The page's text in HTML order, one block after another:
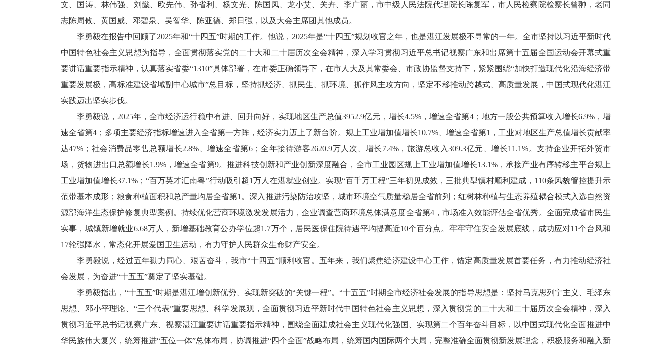
文、国涛、林伟强、刘懿、欧先伟、孙省利、杨文光、陈国凤、龙小艾、关卉、李广丽，市中级人民法院代理院长陈复军，市人民检察院检察长曾翀，老同
志陈周攸、黄国威、邓碧泉、吴智华、陈亚德、郑日强，以及大会主席团其他成员。
李勇毅在报告中回顾了2025年和“十四五”时期的工作。他说，2025年是“十四五”规划收官之年，也是湛江发展极不寻常的一年。全市坚持以习近平新时代
中国特色社会主义思想为指导，全面贯彻落实党的二十大和二十届历次全会精神，深入学习贯彻习近平总书记视察广东和出席第十五届全国运动会开幕式重
要讲话重要指示精神，认真落实省委“1310”具体部署，在市委正确领导下，在市人大及其常委会、市政协监督支持下，紧紧围绕“加快打造现代化沿海经济带
重要发展极，高标准建设省域副中心城市”总目标，坚持抓经济、抓民生、抓环境、抓作风主攻方向，坚定不移推动跨越式、高质量发展，中国式现代化湛江
实践迈出坚实步伐。
李勇毅说，2025年，全市经济运行稳中有进、回升向好，实现地区生产总值3952.9亿元，增长4.5%，增速全省第4；地方一般公共预算收入增长6.9%，增
速全省第4；多项主要经济指标增速进入全省第一方阵，经济实力迈上了新台阶。规上工业增加值增长10.7%、增速全省第1，工业对地区生产总值增长贡献率
达47%；社会消费品零售总额增长2.8%、增速全省第6；全年接待游客2620.9万人次、增长7.4%，旅游总收入309.3亿元、增长11.1%。支持企业开拓外贸市
场，货物进出口总额增长1.9%，增速全省第9。推进科技创新和产业创新深度融合，全市工业园区规上工业增加值增长13.1%，承接产业有序转移主平台规上
工业增加值增长37.1%；“百万英才汇南粤”行动吸引超1万人在湛就业创业。实现“百千万工程”三年初见成效，三批典型镇村顺利建成，110条风貌管控提升示
范带基本成形；粮食种植面积和总产量均居全省第1。深入推进污染防治攻坚，城市环境空气质量稳居全省前列；红树林种植与生态养殖耦合模式入选自然资
源部海洋生态保护修复典型案例。持续优化营商环境激发发展活力，企业调查营商环境总体满意度全省第4，市场准入效能评估全省优秀。全面完成省市民生
实事，城镇新增就业6.68万人，新增基础教育公办学位超1.7万个，居民医保住院待遇平均提高近10个百分点。牢牢守住安全发展底线，成功应对11个台风和
17轮强降水，常态化开展爱国卫生运动，有力守护人民群众生命财产安全。
李勇毅说，经过五年勠力同心、艰苦奋斗，我市“十四五”顺利收官。五年来，我们聚焦经济建设中心工作，锚定高质量发展首要任务，有力推动经济社
会发展，为奋进“十五五”奠定了坚实基础。
李勇毅指出，“十五五”时期是湛江增创新优势、实现新突破的“关键一程”。“十五五”时期全市经济社会发展的指导思想是：坚持马克思列宁主义、毛泽东
思想、邓小平理论、“三个代表”重要思想、科学发展观，全面贯彻习近平新时代中国特色社会主义思想，深入贯彻党的二十大和二十届历次全会精神，深入
贯彻习近平总书记视察广东、视察湛江重要讲话重要指示精神，围绕全面建成社会主义现代化强国、实现第二个百年奋斗目标，以中国式现代化全面推进中
华民族伟大复兴，统筹推进“五位一体”总体布局，协调推进“四个全面”战略布局，统筹国内国际两个大局，完整准确全面贯彻新发展理念，积极服务和融入新